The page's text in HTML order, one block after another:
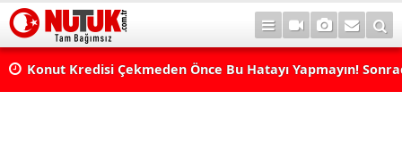
Konut Kredisi Çekmeden Önce Bu Hatayı Yapmayın!